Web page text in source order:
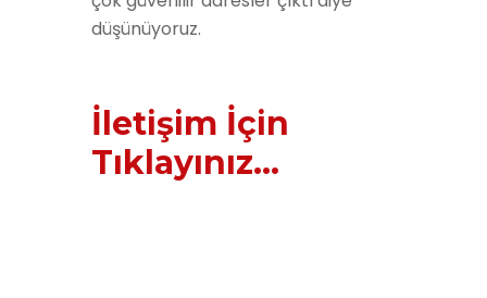
düşünüyoruz.
İletişim İçin
Tıklayınız...